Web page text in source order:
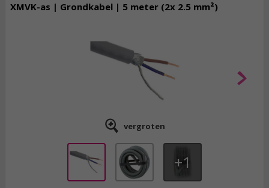
XMVK-as | Grondkabel | 5 meter (2x 2.5 mm²)
vergroten
1